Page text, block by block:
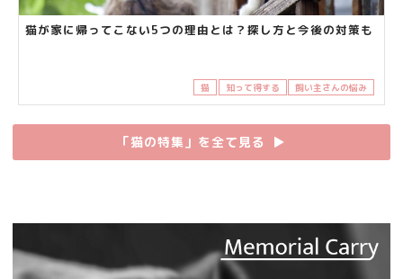
猫が家に帰ってこない5つの理由とは？探し方と今後の対策も
猫 知って得する 飼い主さんの悩み
「猫の特集」を全て見る ▶︎